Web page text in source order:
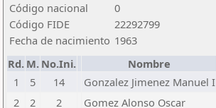
Código nacional
0
Código FIDE
22292799
Fecha de nacimiento 1963
Rd. M. No.Ini. Nombre
1
5 14 Gonzalez Jimenez Manuel I
2
2 2 Gomez Alonso Oscar